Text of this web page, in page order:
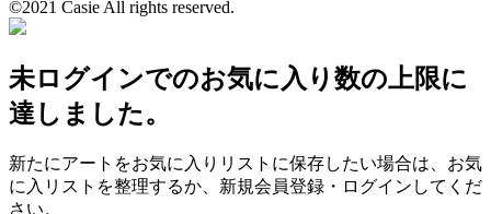
©2021 Casie All rights reserved.
未ログインでのお気に入り数の上限に
達しました。
新たにアートをお気に入りリストに保存したい場合は、お気
に入リストを整理するか、新規会員登録・ログインしてくだ
さい。